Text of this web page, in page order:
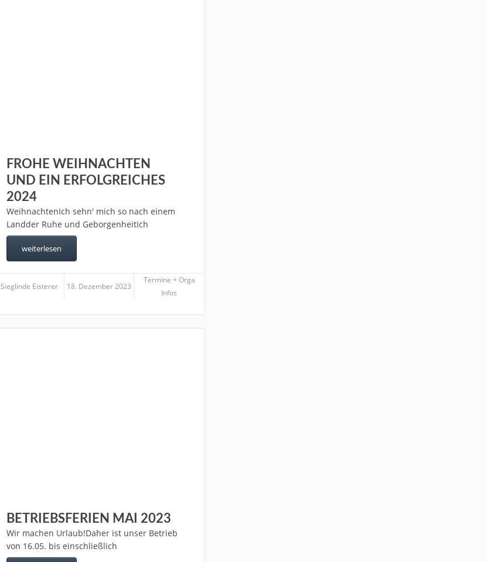
FROHE WEIHNACHTEN
UND EIN ERFOLGREICHES
2024
WeihnachtenIch sehn' mich so nach einem
Landder Ruhe und GeborgenheitIch
weiterlesen
Sieglinde Eisterer 18. Dezember 2023
Termine + Orga
Infos
BETRIEBSFERIEN MAI 2023
Wir machen Urlaub!Daher ist unser Betrieb
von 16.05. bis einschließlich